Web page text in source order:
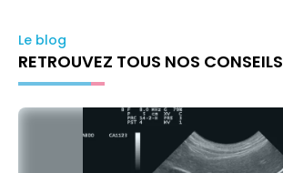
Le blog
RETROUVEZ TOUS NOS CONSEILS